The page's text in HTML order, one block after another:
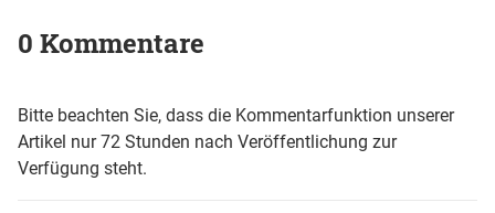
0 Kommentare
Bitte beachten Sie, dass die Kommentarfunktion unserer
Artikel nur 72 Stunden nach Veröffentlichung zur
Verfügung steht.